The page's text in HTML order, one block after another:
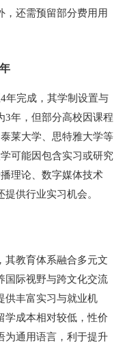
，还需预留部分费用用
年完成，其学制设置与
3年，但部分高校因课程
莱大学、思特雅大学等
可能因包含实习或研究
理论、数字媒体技术
供行业实习机会。
其教育体系融合多元文
国际视野与跨文化交流
供丰富实习与就业机
学成本相对较低，性价
为通用语言，利于提升